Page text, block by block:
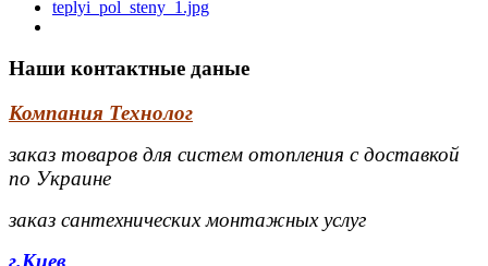
Наши контактные даные
Компания Технолог
заказ товаров для систем отопления с доставкой
по Украине
заказ сантехнических монтажных услуг
г.Киев